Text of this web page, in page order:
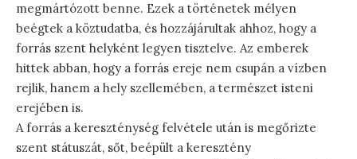
megmártózott benne. Ezek a történetek mélyen
beégtek a köztudatba, és hozzájárultak ahhoz, hogy a
forrás szent helyként legyen tisztelve. Az emberek
hittek abban, hogy a forrás ereje nem csupán a vízben
rejlik, hanem a hely szellemében, a természet isteni
erejében is.
A forrás a kereszténység felvétele után is megőrizte
szent státuszát, sőt, beépült a keresztény